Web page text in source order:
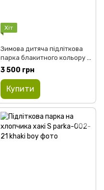
Хіт
Зимова дитяча підліткова
парка блакитного кольору з
натуральним хутром
3 500 грн
Купити